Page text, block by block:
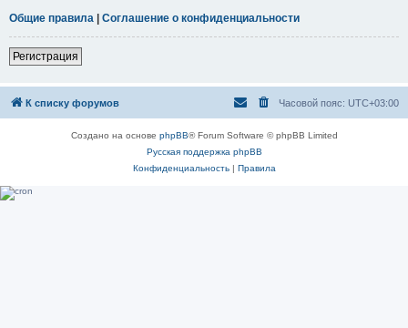
Общие правила | Соглашение о конфиденциальности
Регистрация
К списку форумов Часовой пояс: UTC+03:00
Создано на основе phpBB® Forum Software © phpBB Limited
Русская поддержка phpBB
Конфиденциальность| Правила